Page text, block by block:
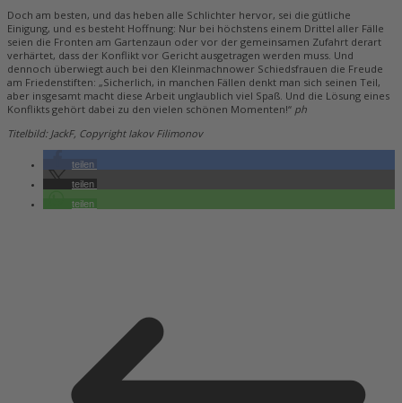
Doch am besten, und das heben alle Schlichter hervor, sei die gütliche
Einigung, und es besteht Hoffnung: Nur bei höchstens einem Drittel aller Fälle
seien die Fronten am Gartenzaun oder vor der gemeinsamen Zufahrt derart
verhärtet, dass der Konflikt vor Gericht ausgetragen werden muss. Und
dennoch überwiegt auch bei den Kleinmachnower Schiedsfrauen die Freude
am Friedenstiften: „Sicherlich, in manchen Fällen denkt man sich seinen Teil,
aber insgesamt macht diese Arbeit unglaublich viel Spaß. Und die Lösung eines
Konflikts gehört dabei zu den vielen schönen Momenten!“ ph
Titelbild: JackF, Copyright Iakov Filimonov
teilen
teilen
teilen